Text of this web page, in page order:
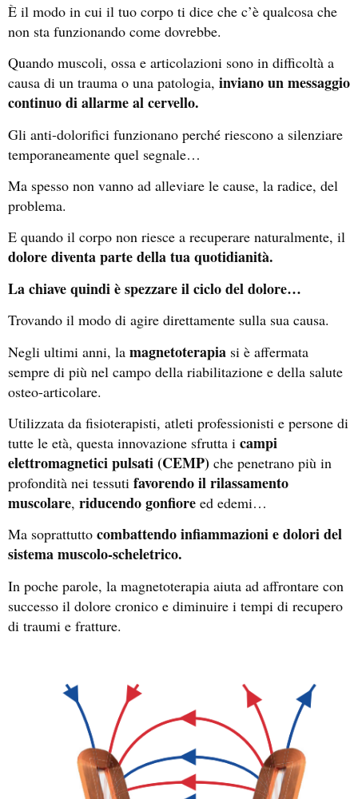
È il modo in cui il tuo corpo ti dice che c’è qualcosa che
non sta funzionando come dovrebbe.
Quando muscoli, ossa e articolazioni sono in difficoltà a
causa di un trauma o una patologia, inviano un messaggio
continuo di allarme al cervello.
Gli anti-dolorifici funzionano perché riescono a silenziare
temporaneamente quel segnale…
Ma spesso non vanno ad alleviare le cause, la radice, del
problema.
E quando il corpo non riesce a recuperare naturalmente, il
dolore diventa parte della tua quotidianità.
La chiave quindi è spezzare il ciclo del dolore…
Trovando il modo di agire direttamente sulla sua causa.
Negli ultimi anni, la magnetoterapia si è affermata
sempre di più nel campo della riabilitazione e della salute
osteo-articolare.
Utilizzata da fisioterapisti, atleti professionisti e persone di
tutte le età, questa innovazione sfrutta i campi
elettromagnetici pulsati (CEMP) che penetrano più in
profondità nei tessuti favorendo il rilassamento
muscolare, riducendo gonfiore ed edemi…
Ma soprattutto combattendo infiammazioni e dolori del
sistema muscolo-scheletrico.
In poche parole, la magnetoterapia aiuta ad affrontare con
successo il dolore cronico e diminuire i tempi di recupero
di traumi e fratture.